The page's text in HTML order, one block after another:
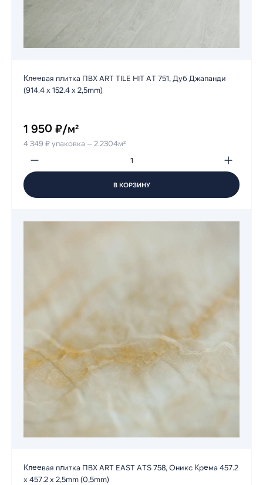
Клеевая плитка ПВХ ART TILE HIT АТ 751, Дуб Джапанди
(914.4 х 152.4 х 2,5mm)
1 950 ₽/м²
4 349 ₽ упаковка — 2.2304м²
В КОРЗИНУ
Клеевая плитка ПВХ ART EAST ATS 758, Оникс Крема 457.2
х 457.2 х 2,5mm (0,5mm)